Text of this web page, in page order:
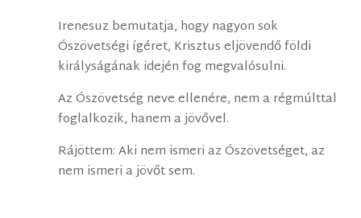
Irenesuz bemutatja, hogy nagyon sok
Ószövetségi ígéret, Krisztus eljövendő földi
királyságának idején fog megvalósulni.
Az Ószövetség neve ellenére, nem a régmúlttal
foglalkozik, hanem a jövővel.
Rájöttem: Aki nem ismeri az Ószövetséget, az
nem ismeri a jövőt sem.